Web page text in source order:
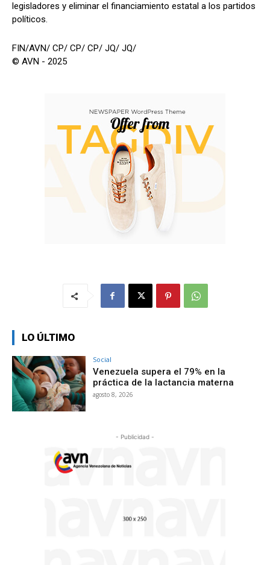
legisladores y eliminar el financiamiento estatal a los partidos
políticos.
FIN/AVN/ CP/ CP/ CP/ JQ/ JQ/
© AVN - 2025
LO ÚLTIMO
Social
Venezuela supera el 79% en la
práctica de la lactancia materna
agosto 8, 2026
- Publicidad -